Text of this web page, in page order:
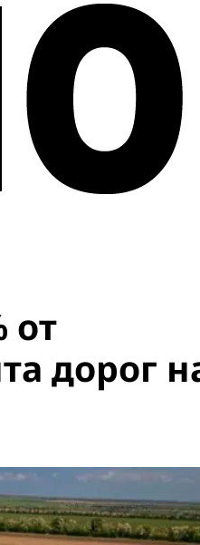
от
дорог